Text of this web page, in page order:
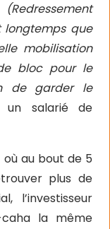
longtemps que
mobilisation
bloc pour le
de garder le
salarié de
au bout de 5
plus de
l’investisseur
la même